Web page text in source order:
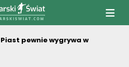
PiłkarskiSwiat.com
Piast pewnie wygrywa w